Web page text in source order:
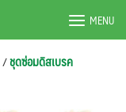
MENU
/ชุดซ่อมดิสเบรค